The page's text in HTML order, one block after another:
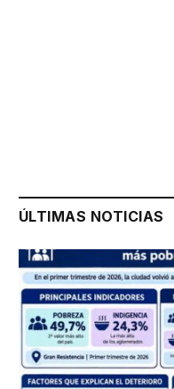
ÚLTIMAS NOTICIAS